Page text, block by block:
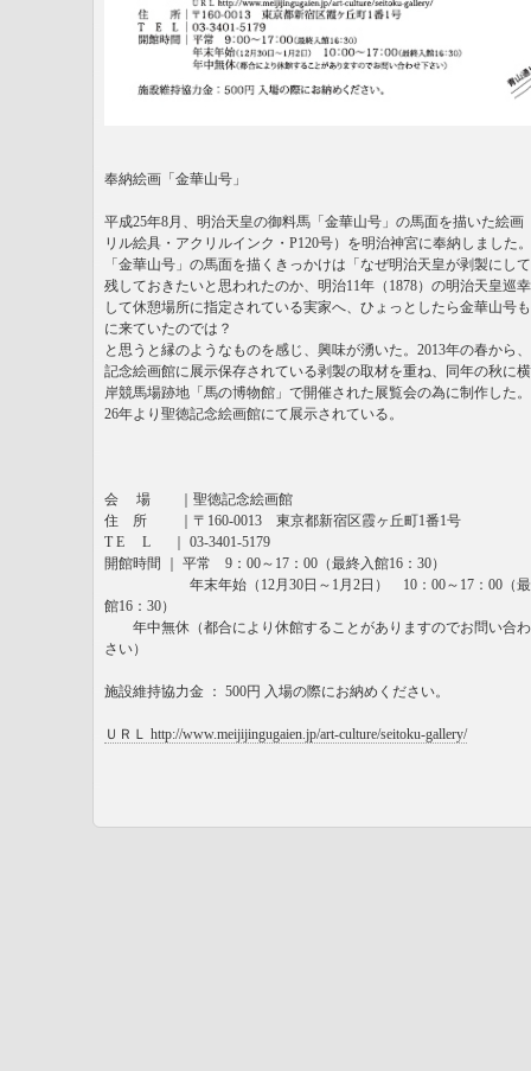
奉納絵画「金華山号」
平成25年8月、明治天皇の御料馬「金華山号」の馬面を描いた絵画
リル絵具・アクリルインク・P120号）を明治神宮に奉納しました。
「金華山号」の馬面を描くきっかけは「なぜ明治天皇が剥製にし
残しておきたいと思われたのか、明治11年（1878）の明治天皇巡
して休憩場所に指定されている実家へ、ひょっとしたら金華山号
に来ていたのでは？
と思うと縁のようなものを感じ、興味が湧いた。2013年の春から
記念絵画館に展示保存されている剥製の取材を重ね、同年の秋に
岸競馬場跡地「馬の博物館」で開催された展覧会の為に制作した
26年より聖徳記念絵画館にて展示されている。
会 場 ｜聖徳記念絵画館
住 所 ｜〒160-0013 東京都新宿区霞ヶ丘町1番1号
T E L ｜ 03-3401-5179
開館時間 ｜ 平常 9：00～17：00（最終入館16：30）
年末年始（12月30日～1月2日） 10：00～17：00（最
館16：30）
年中無休（都合により休館することがありますのでお問い合
さい）
施設維持協力金 ： 500円 入場の際にお納めください。
ＵＲＬ http://www.meijijingugaien.jp/art-culture/seitoku-gallery/